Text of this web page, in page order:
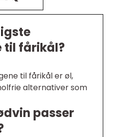
til fårikål?
til fårikål er øl,
alternativer som
passer